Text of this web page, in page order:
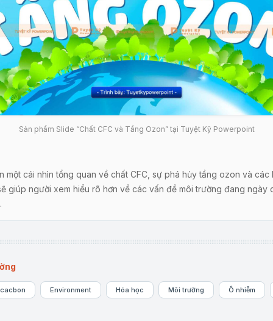
Sản phẩm Slide “Chất CFC và Tầng Ozon” tại Tuyệt Kỹ Powerpoint
một cái nhìn tổng quan về chất CFC, sự phá hủy tầng ozon và
giúp người xem hiểu rõ hơn về các vấn đề môi trường đang
Environment Hóa học Môi trường Ô nhiễm